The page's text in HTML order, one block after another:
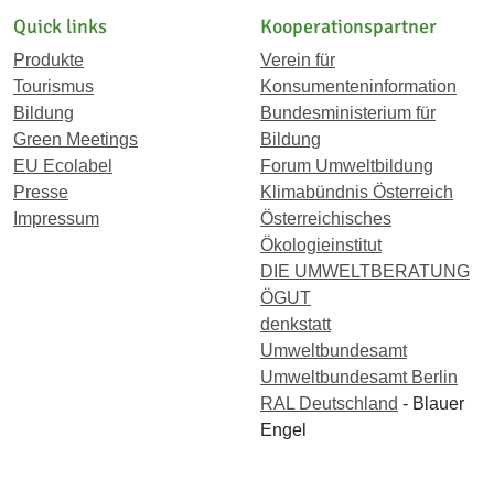
Quick links
Produkte
Tourismus
Bildung
Green Meetings
EU Ecolabel
Presse
Impressum
Kooperationspartner
Verein für
Konsumenteninformation
Bundesministerium für
Bildung
Forum Umweltbildung
Klimabündnis Österreich
Österreichisches
Ökologieinstitut
DIE UMWELTBERATUNG
ÖGUT
denkstatt
Umweltbundesamt
Umweltbundesamt Berlin
RAL Deutschland - Blauer
Engel